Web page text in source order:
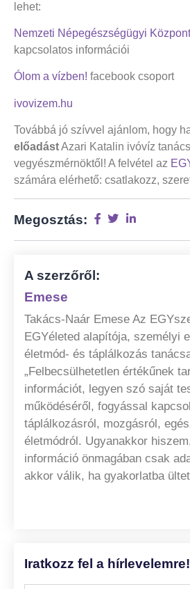
lehet:
Nemzeti Népegészségügyi Központ
kapcsolatos információi
Ólom a vízben! facebook csoport
ivovizem.hu
Továbbá jó szívvel ajánlom, hogy
előadástAzari Katalin ivóvíz
vegyészmérnöktől! A felvétel az
számára elérhető: csatlakozz,
Megosztás:
A szerzőről:
Emese
Takács-Naár Emese Az
EGYéleted alapítója, személyi
életmód- és táplálkozás
„Felbecsülhetetlen értékűnek
információt, legyen szó saját
működéséről, fogyással
táplálkozásról, mozgásról,
életmódról. Ugyanakkor
információ önmagában csak
akkor válik, ha gyakorlatba
Iratkozz fel a hírlevelemre!